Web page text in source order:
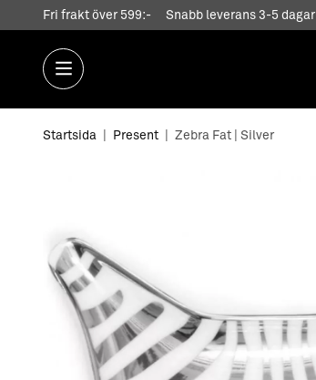
Fri frakt över 599:- Snabb leverans 3-5 dagar
Startsida Present Zebra Fat | Silver